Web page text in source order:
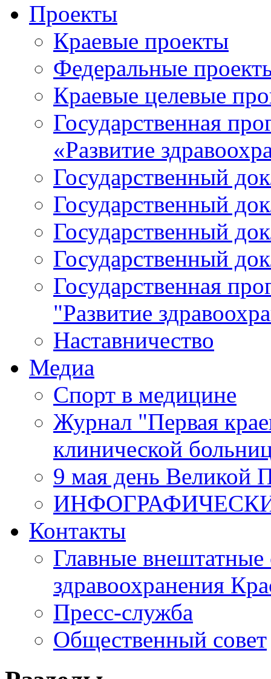
Проекты
Краевые проекты
Федеральные
Краевые целевые
Государственная
«Развитие
Государственный
Государственный
Государственный
Государственный
Государственная
"Развитие
Наставничество
Медиа
Спорт в медицине
Журнал "Первая
клинической
9 мая день Великой
Контакты
Главные внештатные
здравоохранения
Пресс-служба
Общественный совет